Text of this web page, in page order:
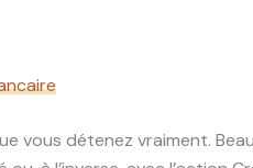
vous détenez vraiment.